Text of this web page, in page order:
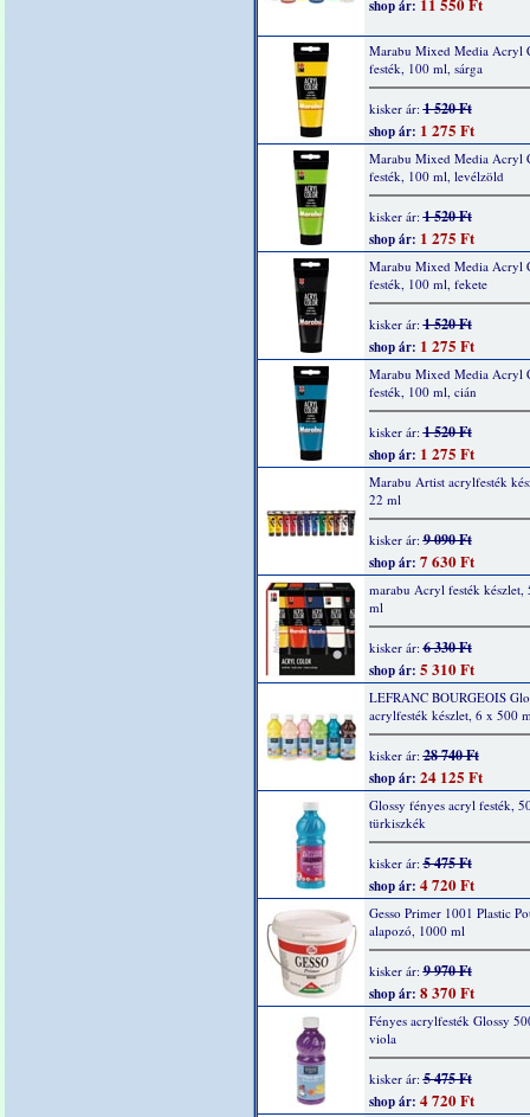
shop ár:
Marabu Mixed Media Acryl
festék, 100 ml, sárga
kisker ár:1 520 Ft
shop ár: 1 275 Ft
Marabu Mixed Media Acryl
festék, 100 ml, levélzöld
kisker ár:1 520 Ft
shop ár: 1 275 Ft
Marabu Mixed Media Acryl
festék, 100 ml, fekete
kisker ár:1 520 Ft
shop ár: 1 275 Ft
Marabu Mixed Media Acryl
festék, 100 ml, cián
kisker ár:1 520 Ft
shop ár: 1 275 Ft
Marabu Artist acrylfesték
22 ml
kisker ár:9 090 Ft
shop ár: 7 630 Ft
marabu Acryl festék készlet,
ml
kisker ár:6 330 Ft
shop ár: 5 310 Ft
LEFRANC BOURGEOIS
acrylfesték készlet, 6 x 500
kisker ár:28 740 Ft
shop ár: 24 125 Ft
Glossy fényes acryl festék,
türkiszkék
kisker ár:5 475 Ft
shop ár: 4 720 Ft
Gesso Primer 1001 Plastic
alapozó, 1000 ml
kisker ár:9 970 Ft
shop ár: 8 370 Ft
Fényes acrylfesték Glossy
viola
kisker ár:5 475 Ft
shop ár: 4 720 Ft